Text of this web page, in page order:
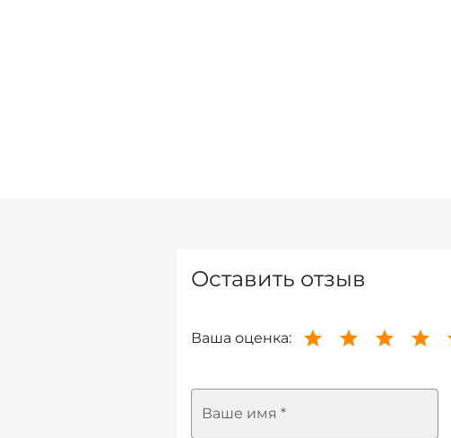
Оставить отзыв
Ваша оценка:
Ваше имя *